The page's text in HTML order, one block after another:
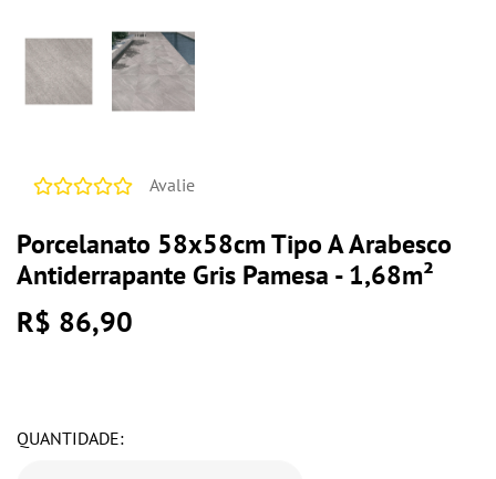
Avalie
Porcelanato 58x58cm Tipo A Arabesco
Antiderrapante Gris Pamesa - 1,68m²
R$ 86,90
QUANTIDADE: